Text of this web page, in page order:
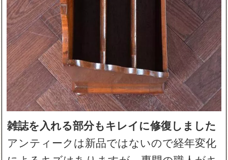
雑誌を入れる部分もキレイに修復しました
アンティークは新品ではないので経年変化